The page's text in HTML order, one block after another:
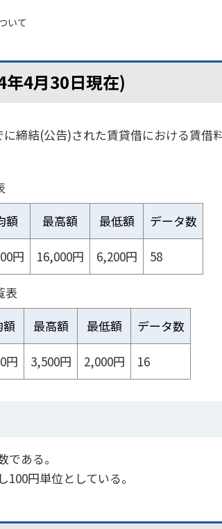
いて
4月30日現在)
締結(公告)された賃貸借における賃借
額 最高額 最低額 データ数
円 16,000円 6,200円 58
表
額 最高額 最低額 データ数
円 3,500円 2,000円 16
である。
100円単位としている。